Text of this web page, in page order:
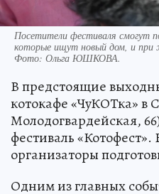
Посетители фестиваля смогут
которые ищут новый дом, и при
Фото: Ольга ЮШКОВА.
В предстоящие
котокафе «ЧуКОТка» в
Молодогвардейская,
фестиваль «Котофест».
организаторы
Одним из главных